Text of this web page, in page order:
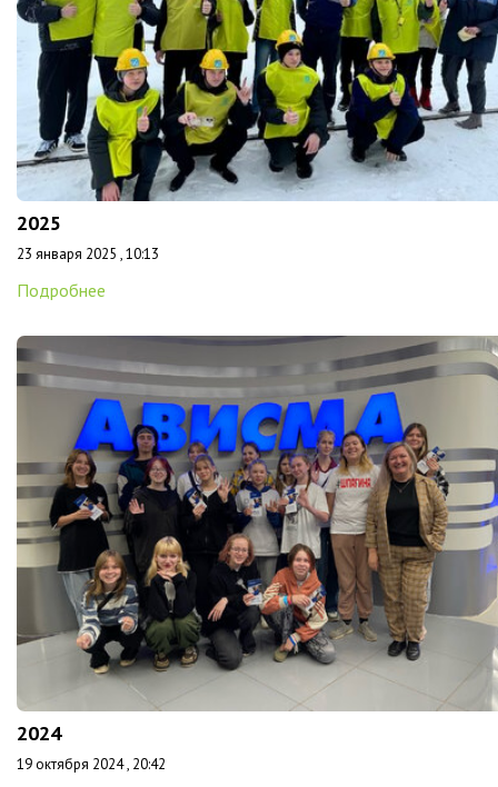
2025
23 января 2025 , 10:13
Подробнее
2024
19 октября 2024 , 20:42